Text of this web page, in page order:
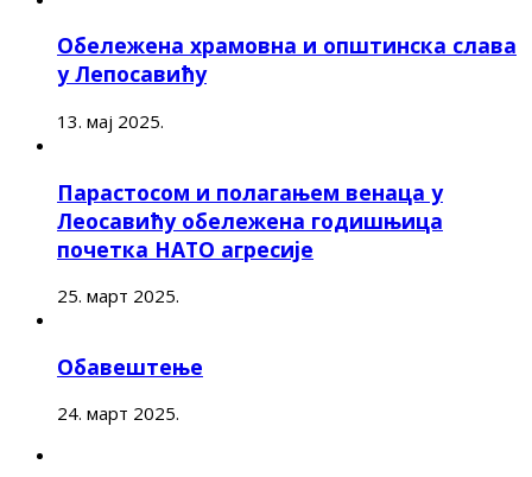
Обележена храмовна и општинска слава
у Лепосавићу
13. мај 2025.
Парастосом и полагањем венаца у
Леосавићу обележена годишњица
почетка НАТО агресије
25. март 2025.
Обавештење
24. март 2025.